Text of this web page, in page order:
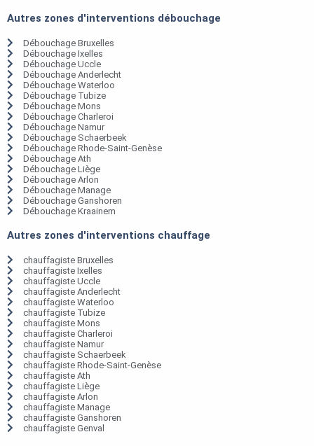
Autres zones d'interventions débouchage
Débouchage Bruxelles
Débouchage Ixelles
Débouchage Uccle
Débouchage Anderlecht
Débouchage Waterloo
Débouchage Tubize
Débouchage Mons
Débouchage Charleroi
Débouchage Namur
Débouchage Schaerbeek
Débouchage Rhode-Saint-Genèse
Débouchage Ath
Débouchage Liège
Débouchage Arlon
Débouchage Manage
Débouchage Ganshoren
Débouchage Kraainem
Autres zones d'interventions chauffage
chauffagiste Bruxelles
chauffagiste Ixelles
chauffagiste Uccle
chauffagiste Anderlecht
chauffagiste Waterloo
chauffagiste Tubize
chauffagiste Mons
chauffagiste Charleroi
chauffagiste Namur
chauffagiste Schaerbeek
chauffagiste Rhode-Saint-Genèse
chauffagiste Ath
chauffagiste Liège
chauffagiste Arlon
chauffagiste Manage
chauffagiste Ganshoren
chauffagiste Genval